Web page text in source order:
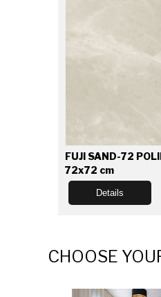
FUJI SAND-72
72x72 cm
Details
CHOOSE